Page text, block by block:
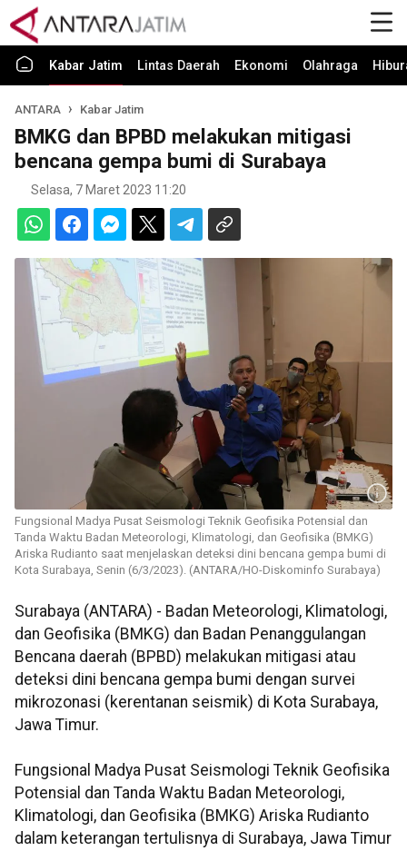
Kabar Jatim Lintas Daerah Ekonomi Olahraga
ANTARA Kabar Jatim
BMKG dan BPBD melakukan mitigasi
bencana gempa bumi di Surabaya
Selasa, 7 Maret 2023 11:20
Fungsional Madya Pusat Seismologi Teknik Geofisika Potensial dan
Tanda Waktu Badan Meteorologi, Klimatologi, dan Geofisika (BMKG)
Ariska Rudianto saat menjelaskan deteksi dini bencana gempa bumi di
Kota Surabaya, Senin (6/3/2023). (ANTARA/HO-Diskominfo Surabaya)
Surabaya (ANTARA) - Badan Meteorologi, Klimatologi,
dan Geofisika (BMKG) dan Badan Penanggulangan
Bencana daerah (BPBD) melakukan mitigasi atau
deteksi dini bencana gempa bumi dengan survei
mikrozonasi (kerentanan seismik) di Kota Surabaya,
Jawa Timur.
Fungsional Madya Pusat Seismologi Teknik Geofisika
Potensial dan Tanda Waktu Badan Meteorologi,
Klimatologi, dan Geofisika (BMKG) Ariska Rudianto
dalam keterangan tertulisnya di Surabaya, Jawa Timur